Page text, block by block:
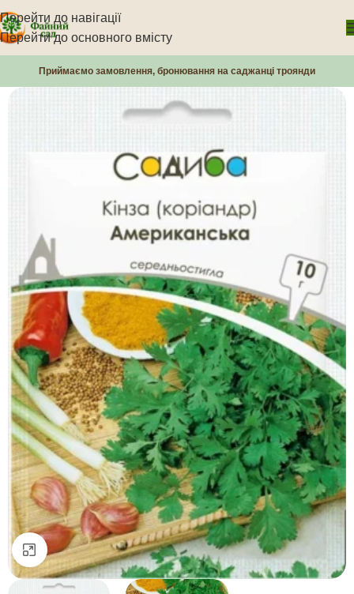
Перейти до навігації
Перейти до основного вмісту
Приймаємо замовлення, бронювання на саджанці троянди
Натисніть, щоб збільшити